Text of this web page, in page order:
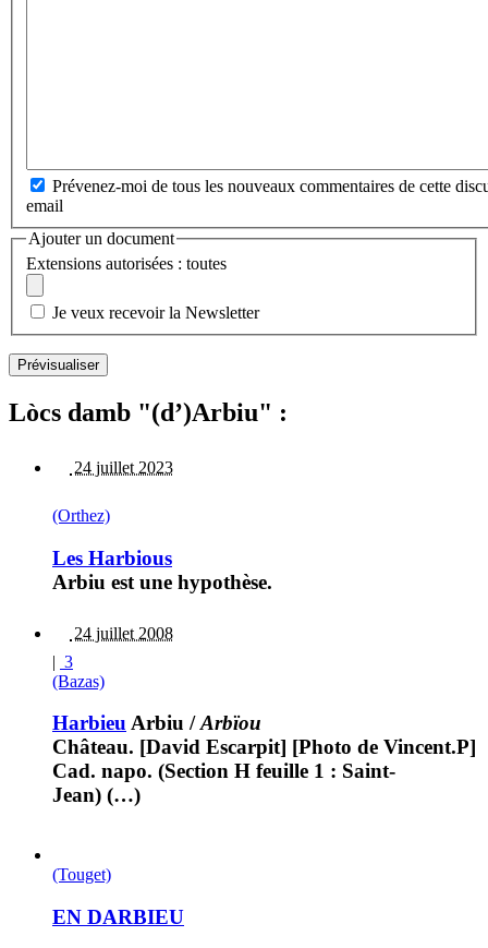
Prévenez-moi de tous les nouveaux commentaires de cette
email
Ajouter un document
Extensions autorisées : toutes
Je veux recevoir la Newsletter
Lòcs damb "(d’)Arbiu" :
24 juillet 2023
(Orthez)
Les Harbious
Arbiu est une hypothèse.
24 juillet 2008
| 3
(Bazas)
Harbieu Arbiu /Arbïou
Château. [David Escarpit] [Photo de Vincent.P]
Cad. napo. (Section H feuille 1 : Saint-
Jean) (…)
(Touget)
EN DARBIEU